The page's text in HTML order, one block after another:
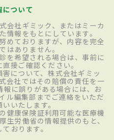
について
会社ギミック、またはミーカ
情報をもとにしています。
めておりますが、内容を完全
はありません。
を希望される場合は、事前に
接ご確認ください。
について、株式会社ギミッ
会社ではその賠償の責任を一
に誤りがある場合には、お
ル編集部までご連絡をいただ
いたします。
健康保険証利用可能な医療機
生労働省の情報提供のもと、
おります。